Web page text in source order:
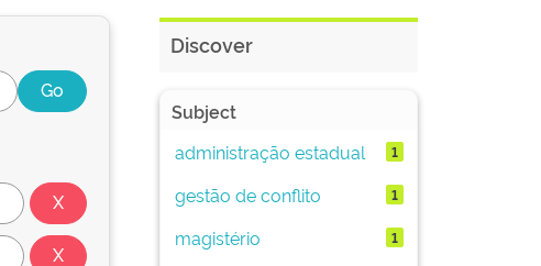
Discover
Subject
administração estadual
1
gestão de conflito 1
magistério 1